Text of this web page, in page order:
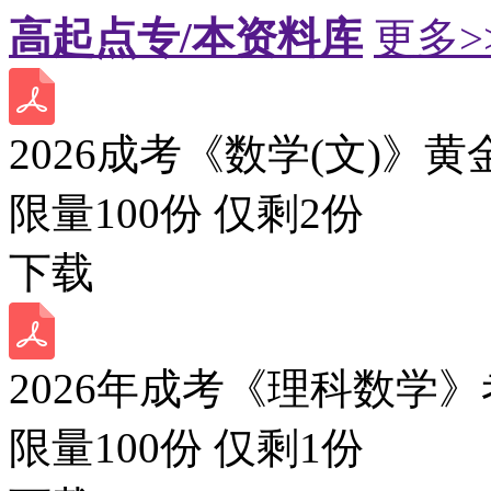
高起点专/本资料库 更多
2026成考《数学(文)》黄
限量100份 仅剩 2份
下载
2026年成考《理科数学
限量100份 仅剩 1份